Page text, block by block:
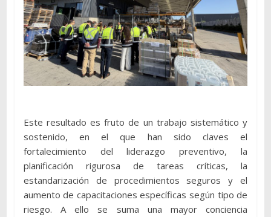
Este resultado es fruto de un trabajo sistemático y
sostenido, en el que han sido claves el
fortalecimiento del liderazgo preventivo, la
planificación rigurosa de tareas críticas, la
estandarización de procedimientos seguros y el
aumento de capacitaciones específicas según tipo de
riesgo. A ello se suma una mayor conciencia